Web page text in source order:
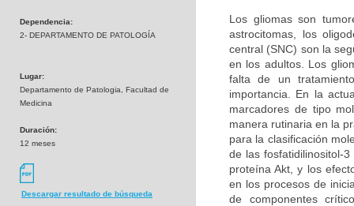
Dependencia:
2- DEPARTAMENTO DE PATOLOGÍA
Lugar:
Departamento de Patologia, Facultad de
Medicina
Duración:
12 meses
Descargar resultado de búsqueda
Los gliomas son
astrocitomas, los
central (SNC) son la
en los adultos. Los
falta de un
importancia. En la
marcadores de tipo
manera rutinaria en la
para la clasificación
de las fosfatidilinositol-
proteína Akt, y los
en los procesos de
de componentes